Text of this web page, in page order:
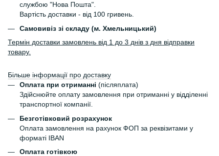
службою "Нова Пошта".
Вартість доставки - від 100 гривень.
Самовивіз зі складу (м. Хмельницький)
Термін доставки замовлень від 1 до 3 днів з дня відправки
товару.
Більше інформації про доставку
Оплата при отриманні (післяплата)
Здійснюйте оплату замовлення при отриманні у відділенні
транспортної компанії.
Безготівковий розрахунок
Оплата замовлення на рахунок ФОП за реквізитами у
форматі IBAN
Оплата готівкою